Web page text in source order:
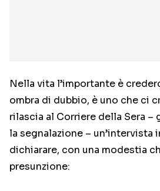
Nella vita l’importante è
ombra di dubbio, è uno che ci
rilascia al Corriere della Sera –
la segnalazione – un’intervista
dichiarare, con una modestia
presunzione: